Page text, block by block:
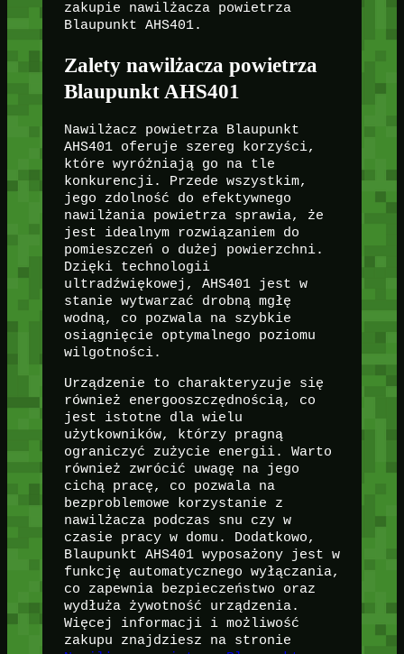
zakupie nawilżacza powietrza
Blaupunkt AHS401.
Zalety nawilżacza powietrza
Blaupunkt AHS401
Nawilżacz powietrza Blaupunkt
AHS401 oferuje szereg korzyści,
które wyróżniają go na tle
konkurencji. Przede wszystkim,
jego zdolność do efektywnego
nawilżania powietrza sprawia, że
jest idealnym rozwiązaniem do
pomieszczeń o dużej powierzchni.
Dzięki technologii
ultradźwiękowej, AHS401 jest w
stanie wytwarzać drobną mgłę
wodną, co pozwala na szybkie
osiągnięcie optymalnego poziomu
wilgotności.
Urządzenie to charakteryzuje się
również energooszczędnością, co
jest istotne dla wielu
użytkowników, którzy pragną
ograniczyć zużycie energii. Warto
również zwrócić uwagę na jego
cichą pracę, co pozwala na
bezproblemowe korzystanie z
nawilżacza podczas snu czy w
czasie pracy w domu. Dodatkowo,
Blaupunkt AHS401 wyposażony jest w
funkcję automatycznego wyłączania,
co zapewnia bezpieczeństwo oraz
wydłuża żywotność urządzenia.
Więcej informacji i możliwość
zakupu znajdziesz na stronie